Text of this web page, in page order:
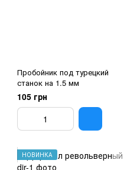
Пробойник под турецкий
станок на 1.5 мм
105 грн
НОВИНКА